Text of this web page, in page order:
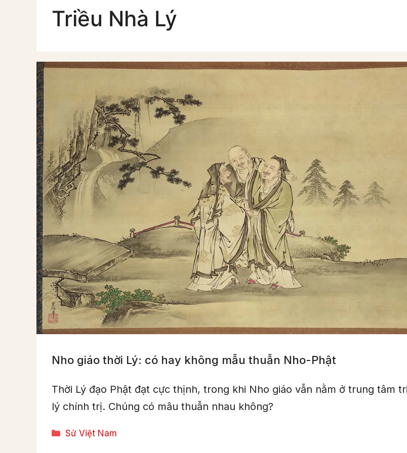
Triều Nhà Lý
Nho giáo thời Lý: có hay không mẫu thuẫn Nho-Phật
Thời Lý đạo Phật đạt cực thịnh, trong khi Nho giáo vẫn nằm ở trung tâm
lý chính trị. Chúng có mâu thuẫn nhau không?
Categories
Sử Việt Nam